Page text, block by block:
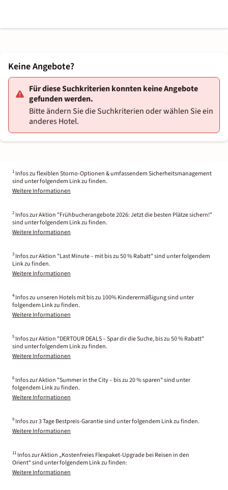
Keine Angebote?
Für diese Suchkriterien konnten keine Angebote
gefunden werden.
Bitte ändern Sie die Suchkriterien oder wählen Sie ein
anderes Hotel.
1 Infos zu flexiblen Storno-Optionen & umfassendem Sicherheitsmanagement
sind unter folgendem Link zu finden.
Weitere Informationen
2 Infos zur Aktion "Frühbucherangebote 2026: Jetzt die besten Plätze sichern!"
sind unter folgendem Link zu finden.
Weitere Informationen
3 Infos zur Aktion "Last Minute – mit bis zu 50 % Rabatt" sind unter folgendem
Link zu finden.
Weitere Informationen
4 Infos zu unseren Hotels mit bis zu 100% Kinderermäßigung sind unter
folgendem Link zu finden.
Weitere Informationen
5 Infos zur Aktion "DERTOUR DEALS – Spar dir die Suche, bis zu 50 % Rabatt"
sind unter folgendem Link zu finden.
Weitere Informationen
6 Infos zur Aktion "Summer in the City – bis zu 20 % sparen" sind unter
folgendem Link zu finden.
Weitere Informationen
9 Infos zur 3 Tage Bestpreis-Garantie sind unter folgendem Link zu finden.
Weitere Informationen
11 Infos zur Aktion „Kostenfreies Flexpaket-Upgrade bei Reisen in den
Orient“ sind unter folgendem Link zu finden:
Weitere Informationen